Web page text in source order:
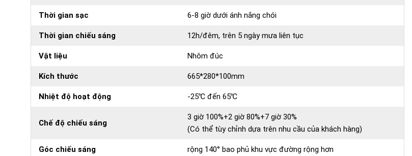
Thời gian sạc 6-8 giờ dưới ánh nắng chói
Thời gian chiếu sáng 12h/đêm, trên 5 ngày mưa liên tục
Vật liệu Nhôm đúc
Kích thước 665*280*100mm
Nhiệt độ hoạt động -25℃ đến 65℃
Chế độ chiếu sáng
3 giờ 100%+2 giờ 80%+7 giờ 30%
(Có thể tùy chỉnh dựa trên nhu cầu của khách hàng)
Góc chiếu sáng rộng 140° bao phủ khu vực đường rộng hơn